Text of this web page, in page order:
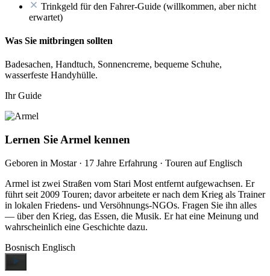
Trinkgeld für den Fahrer-Guide (willkommen, aber nicht
erwartet)
Was Sie mitbringen sollten
Badesachen, Handtuch, Sonnencreme, bequeme Schuhe,
wasserfeste Handyhülle.
Ihr Guide
Lernen Sie Armel kennen
Geboren in Mostar · 17 Jahre Erfahrung · Touren auf Englisch
Armel ist zwei Straßen vom Stari Most entfernt aufgewachsen. Er
führt seit 2009 Touren; davor arbeitete er nach dem Krieg als Trainer
in lokalen Friedens- und Versöhnungs-NGOs. Fragen Sie ihn alles
— über den Krieg, das Essen, die Musik. Er hat eine Meinung und
wahrscheinlich eine Geschichte dazu.
Bosnisch Englisch